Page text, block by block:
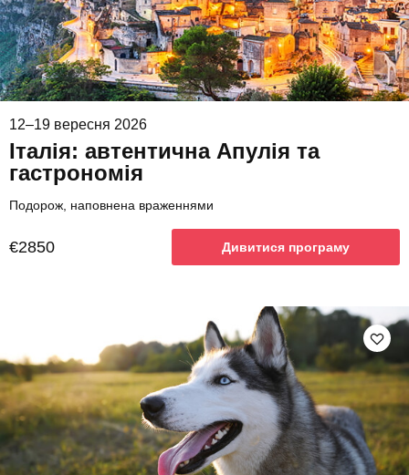
12–19 вересня 2026
Італія: автентична Апулія та
гастрономія
Подорож, наповнена враженнями
€2850 Дивитися програму